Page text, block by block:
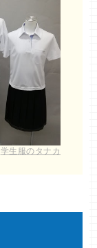
学生服のタナカ